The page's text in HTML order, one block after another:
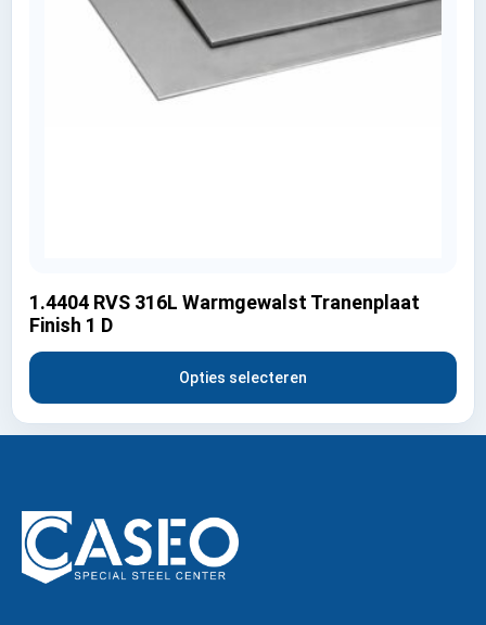
1.4404 RVS 316L Warmgewalst Tranenplaat
Finish 1 D
Opties selecteren